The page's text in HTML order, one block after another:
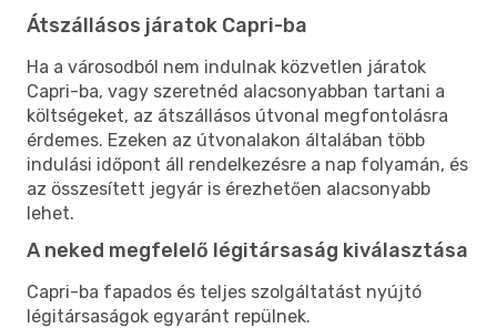
Átszállásos járatok Capri-ba
Ha a városodból nem indulnak közvetlen járatok
Capri-ba, vagy szeretnéd alacsonyabban tartani a
költségeket, az átszállásos útvonal megfontolásra
érdemes. Ezeken az útvonalakon általában több
indulási időpont áll rendelkezésre a nap folyamán, és
az összesített jegyár is érezhetően alacsonyabb
lehet.
A neked megfelelő légitársaság kiválasztása
Capri-ba fapados és teljes szolgáltatást nyújtó
légitársaságok egyaránt repülnek.